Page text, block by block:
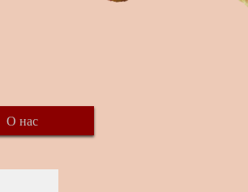
О нас